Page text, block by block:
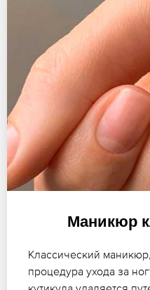
Маникюр
Классический
процедура ухода за